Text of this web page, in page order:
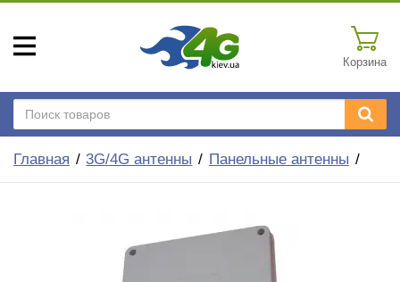
Корзина
Главная 3G/4G антенны Панельные антенны